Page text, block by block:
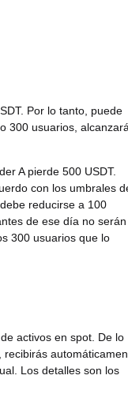
Por lo tanto, puede
300 usuarios,
A pierde 500 USDT.
con los umbrales
reducirse a 100
de ese día no serán
300 usuarios que lo
activos en spot. De lo
Los detalles son los